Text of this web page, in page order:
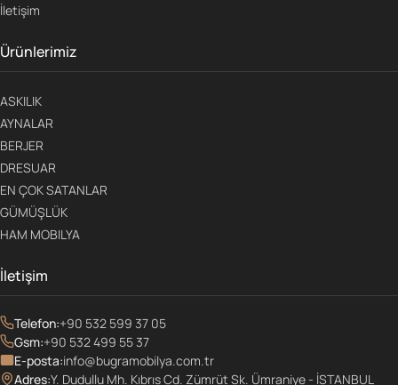
İletişim
Ürünlerimiz
ASKILIK
AYNALAR
BERJER
DRESUAR
EN ÇOK SATANLAR
GÜMÜŞLÜK
HAM MOBILYA
İletişim
Telefon:+90 532 599 37 05
Gsm:+90 532 499 55 37
E-posta:info@bugramobilya.com.tr
Adres:Y. Dudullu Mh. Kıbrıs Cd. Zümrüt Sk. Ümraniye - İSTANBUL